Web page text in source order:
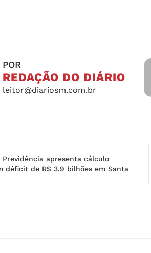
POR
REDAÇÃO DO DIÁRIO
leitor@diariosm.com.br
apresenta cálculo
déficit de R$ 3,9 bilhões em Santa